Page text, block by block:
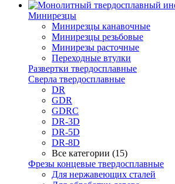
Минирезцы
Минирезцы канавочные
Минирезцы резьбовые
Минирезы расточные
Переходные втулки
Развертки твердосплавные
Сверла твердосплавные
DR
GDR
GDRC
DR-3D
DR-5D
DR-8D
Все категории (15)
Фрезы концевые твердосплавные
Для нержавеющих сталей